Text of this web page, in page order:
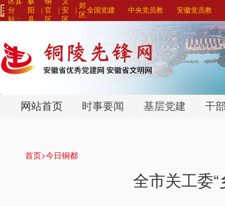
分
站：
阳
县
官
区
|安
区
|
郊
区
全国党建 中央党员教
育系列平台>
>
安徽党员教
育系列平台>
>
网站首页 时事要闻 基层党建 干
首页>今日铜都
全市关工委